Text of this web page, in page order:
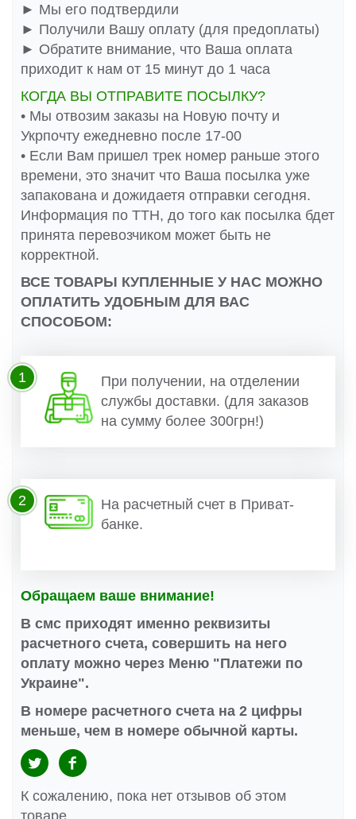
► Мы его подтвердили
► Получили Вашу оплату (для предоплаты)
► Обратите внимание, что Ваша оплата
приходит к нам от 15 минут до 1 часа
КОГДА ВЫ ОТПРАВИТЕ ПОСЫЛКУ?
• Мы отвозим заказы на Новую почту и
Укрпочту ежедневно после 17-00
• Если Вам пришел трек номер раньше этого
времени, это значит что Ваша посылка уже
запакована и дожидаетя отправки сегодня.
Информация по ТТН, до того как посылка бдет
принята перевозчиком может быть не
корректной.
ВСЕ ТОВАРЫ КУПЛЕННЫЕ У НАС МОЖНО
ОПЛАТИТЬ УДОБНЫМ ДЛЯ ВАС
СПОСОБОМ:
При получении, на отделении
службы доставки. (для заказов
на сумму более 300грн!)
1
На расчетный счет в Приват-
банке.
2
Обращаем ваше внимание!
В смс приходят именно реквизиты
расчетного счета, совершить на него
оплату можно через Меню "Платежи по
Украине".
В номере расчетного счета на 2 цифры
меньше, чем в номере обычной карты.
К сожалению, пока нет отзывов об этом
товаре